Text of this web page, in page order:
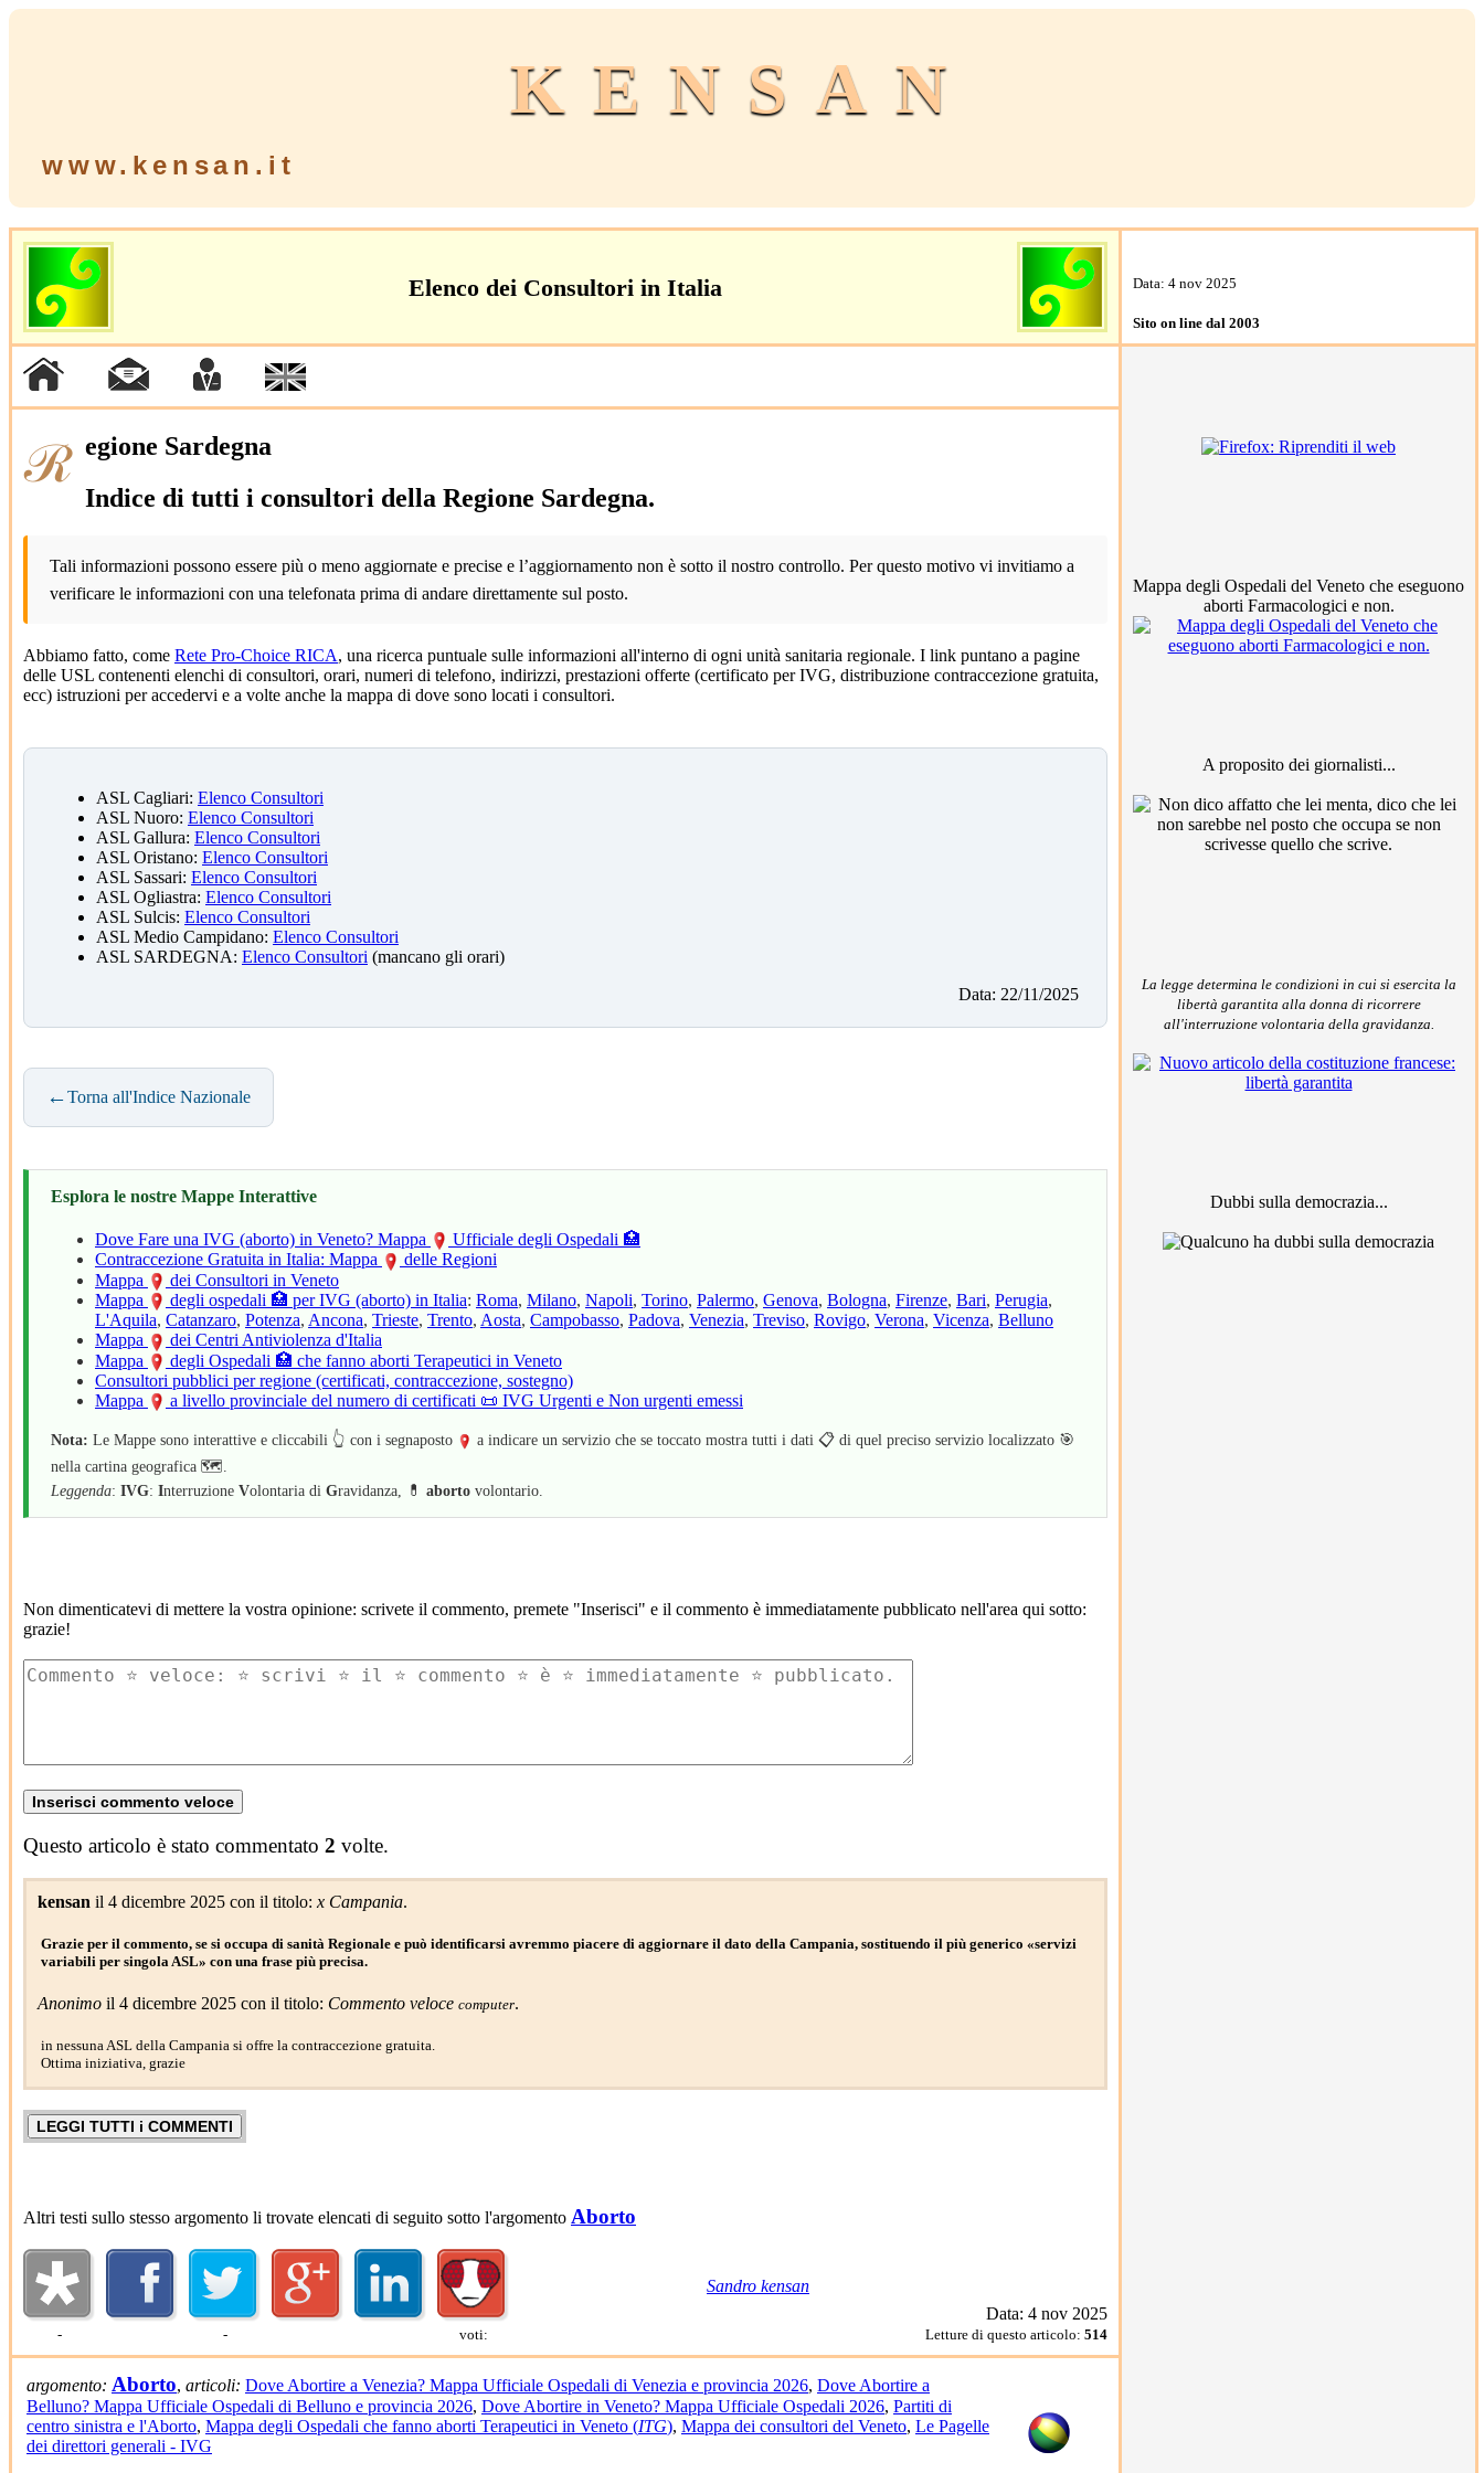
KENSAN
www.kensan.it
Elenco dei Consultori in Italia Data: 4 nov 2025
Sito on line dal 2003
ℛ egione Sardegna
Indice di tutti i consultori della Regione Sardegna.
Tali informazioni possono essere più o meno aggiornate e precise e l’aggiornamento non è sotto il nostro controllo. Per questo motivo vi invitiamo a
verificare le informazioni con una telefonata prima di andare direttamente sul posto.
Abbiamo fatto, come Rete Pro-Choice RICA, una ricerca puntuale sulle informazioni all'interno di ogni unità sanitaria regionale. I link puntano a pagine
delle USL contenenti elenchi di consultori, orari, numeri di telefono, indirizzi, prestazioni offerte (certificato per IVG, distribuzione contraccezione gratuita,
ecc) istruzioni per accedervi e a volte anche la mappa di dove sono locati i consultori.
ASL Cagliari: Elenco Consultori
ASL Nuoro: Elenco Consultori
ASL Gallura: Elenco Consultori
ASL Oristano: Elenco Consultori
ASL Sassari: Elenco Consultori
ASL Ogliastra: Elenco Consultori
ASL Sulcis: Elenco Consultori
ASL Medio Campidano: Elenco Consultori
ASL SARDEGNA: Elenco Consultori (mancano gli orari)
Data: 22/11/2025
←Torna all'Indice Nazionale
Esplora le nostre Mappe Interattive
Dove Fare una IVG (aborto) in Veneto? Mappa
Ufficiale degli Ospedali 🏥
Contraccezione Gratuita in Italia: Mappa
delle Regioni
Mappa
dei Consultori in Veneto
Mappa
degli ospedali 🏥 per IVG (aborto) in Italia: Roma, Milano, Napoli, Torino, Palermo, Genova, Bologna, Firenze, Bari, Perugia,
L'Aquila, Catanzaro, Potenza, Ancona, Trieste, Trento, Aosta, Campobasso, Padova, Venezia, Treviso, Rovigo, Verona, Vicenza, Belluno
Mappa
dei Centri Antiviolenza d'Italia
Mappa
degli Ospedali 🏥 che fanno aborti Terapeutici in Veneto
Consultori pubblici per regione (certificati, contraccezione, sostegno)
Mappa
a livello provinciale del numero di certificati 📜 IVG Urgenti e Non urgenti emessi
Nota: Le Mappe sono interattive e cliccabili 👆 con i segnaposto
a indicare un servizio che se toccato mostra tutti i dati 📋 di quel preciso servizio localizzato 🎯
nella cartina geografica 🗺️.
Leggenda: IVG: Interruzione Volontaria di Gravidanza, 💊 aborto volontario.
Non dimenticatevi di mettere la vostra opinione: scrivete il commento, premete "Inserisci" e il commento è immediatamente pubblicato nell'area qui sotto:
grazie!
Questo articolo è stato commentato 2 volte.
kensan il 4 dicembre 2025 con il titolo: x Campania.
Grazie per il commento, se si occupa di sanità Regionale e può identificarsi avremmo piacere di aggiornare il dato della Campania, sostituendo il più generico «servizi
variabili per singola ASL» con una frase più precisa.
Anonimo il 4 dicembre 2025 con il titolo: Commento veloce computer.
in nessuna ASL della Campania si offre la contraccezione gratuita.
Ottima iniziativa, grazie
Altri testi sullo stesso argomento li trovate elencati di seguito sotto l'argomento Aborto
- - voti:
Sandro kensan
Data: 4 nov 2025
Letture di questo articolo: 514
argomento: Aborto, articoli: Dove Abortire a Venezia? Mappa Ufficiale Ospedali di Venezia e provincia 2026, Dove Abortire a
Belluno? Mappa Ufficiale Ospedali di Belluno e provincia 2026, Dove Abortire in Veneto? Mappa Ufficiale Ospedali 2026, Partiti di
centro sinistra e l'Aborto, Mappa degli Ospedali che fanno aborti Terapeutici in Veneto (ITG), Mappa dei consultori del Veneto, Le Pagelle
dei direttori generali - IVG
Mappa degli Ospedali del Veneto che eseguono
aborti Farmacologici e non.
A proposito dei giornalisti...
La legge determina le condizioni in cui si esercita la
libertà garantita alla donna di ricorrere
all'interruzione volontaria della gravidanza.
Dubbi sulla democrazia...